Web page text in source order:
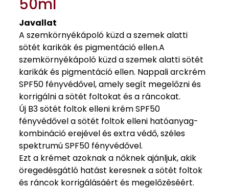
50ml
Javallat
A szemkörnyékápoló küzd a szemek alatti
sötét karikák és pigmentáció ellen.A
szemkörnyékápoló küzd a szemek alatti sötét
karikák és pigmentáció ellen. Nappali arckrém
SPF50 fényvédővel, amely segít megelőzni és
korrigálni a sötét foltokat és a ráncokat.
Új B3 sötét foltok elleni krém SPF50
fényvédővel a sötét foltok elleni hatóanyag-
kombináció erejével és extra védő, széles
spektrumú SPF50 fényvédővel.
Ezt a krémet azoknak a nőknek ajánljuk, akik
öregedésgátló hatást keresnek a sötét foltok
és ráncok korrigálásáért és megelőzéséért.